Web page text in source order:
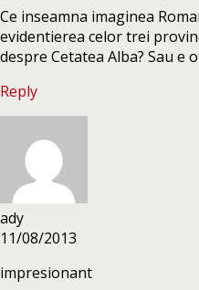
Ce inseamna imaginea
evidentierea celor trei
despre Cetatea Alba? Sau e
Reply
ady
11/08/2013
impresionant